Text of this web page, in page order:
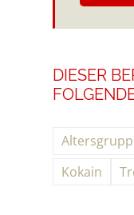
DIESER
Kokain